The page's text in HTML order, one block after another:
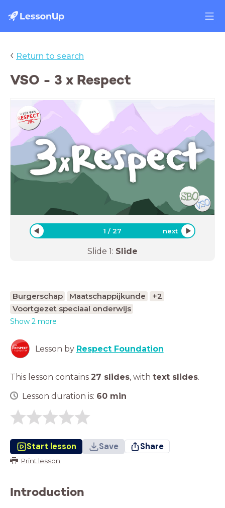
‹ Return to search
VSO - 3 x Respect
1 /27 next
Slide 1: Slide
Burgerschap Maatschappijkunde
+2
Voortgezet speciaal onderwijs
Show 2 more
Lesson by Respect Foundation
This lesson contains 27 slides, with text slides.
Lesson duration is: 60 min
Start lesson Save Share
Print lesson
Introduction